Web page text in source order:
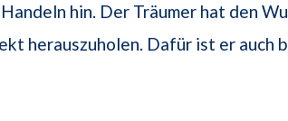
hin. Der Träumer hat den
herauszuholen. Dafür ist er auch